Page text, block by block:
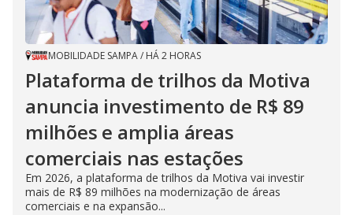
MOBILIDADE SAMPA/ HÁ 2 HORAS
Plataforma de trilhos da Motiva
anuncia investimento de R$ 89
milhões e amplia áreas
comerciais nas estações
Em 2026, a plataforma de trilhos da Motiva vai investir
mais de R$ 89 milhões na modernização de áreas
comerciais e na expansão...